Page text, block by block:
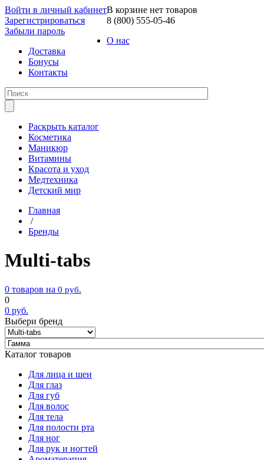
Войти в личный кабинет
Зарегистрироваться
Забыли пароль
В корзине нет товаров
8 (800) 555-05-46
О нас
Доставка
Бонусы
Контакты
Раскрыть каталог
Косметика
Маникюр
Витамины
Красота и уход
Медтехника
Детский мир
Главная
/
Бренды
Multi-tabs
0 товаров на 0 руб.
0
0 руб.
Выбери бренд
Каталог товаров
Для лица и шеи
Для глаз
Для губ
Для волос
Для тела
Для полости рта
Для ног
Для рук и ногтей